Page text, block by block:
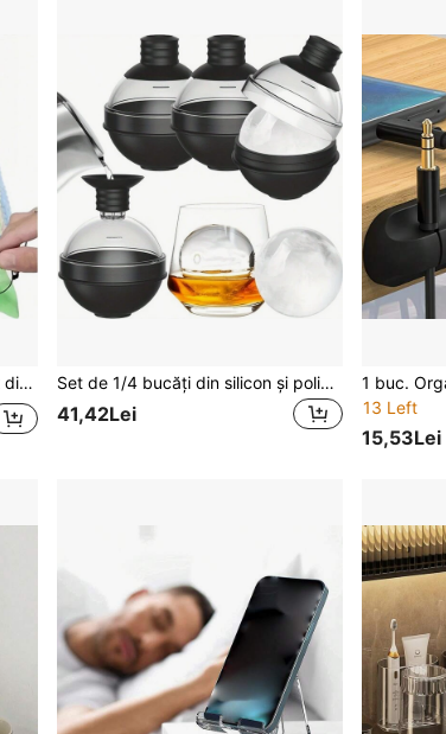
culori aleatorii Set de 1/4 bucăți din silicon și policarbonat pentru gheață, potrivit pentru whisky, cocktail-uri și băuturi - set de 4 bucăți cu pâlnie 2-în-1 - matriță mare sferă de 2,4 inci pentru cuburi de gheață
41,42Lei
13 Left
15,53Lei